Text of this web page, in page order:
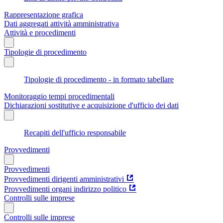
Rappresentazione grafica
Dati aggregati attività amministrativa
Attività e procedimenti
Tipologie di procedimento
Tipologie di procedimento - in formato tabellare
Monitoraggio tempi procedimentali
Dichiarazioni sostitutive e acquisizione d'ufficio dei dati
Recapiti dell'ufficio responsabile
Provvedimenti
Provvedimenti
Provvedimenti dirigenti amministrativi
Provvedimenti organi indirizzo politico
Controlli sulle imprese
Controlli sulle imprese